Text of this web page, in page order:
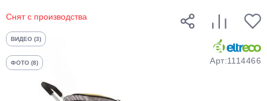
Снят с производства
ВИДЕО (3)
ФОТО (8) Арт:1114466
График платежей
Сегодня
25%